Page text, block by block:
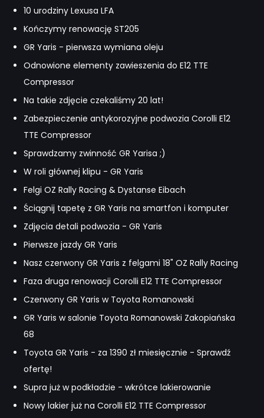
10 urodziny Lexusa LFA
Kończymy renowację ST205
GR Yaris - pierwsza wymiana oleju
Odnowione elementy zawieszenia do E12 TTE
Compressor
Na takie zdjęcie czekaliśmy 20 lat!
Zabezpieczenie antykorozyjne podwozia Corolli E12
TTE Compressor
Sprawdzamy zwinność GR Yarisa ;)
W roli głównej klipu - GR Yaris
Felgi OZ Rally Racing & Dystanse Eibach
Ściągnij tapetę z GR Yaris na smartfon i komputer
Zdjęcia detali podwozia - GR Yaris
Pierwsze jazdy GR Yaris
Nasz czerwony GR Yaris z felgami 18" OZ Rally Racing
Faza druga renowacji Corolli E12 TTE Compressor
Czerwony GR Yaris w Toyota Romanowski
GR Yaris w salonie Toyota Romanowski Zakopiańska
68
Toyota GR Yaris - za 1390 zł miesięcznie - Sprawdź
ofertę!
Supra już w podkładzie - wkrótce lakierowanie
Nowy lakier już na Corolli E12 TTE Compressor